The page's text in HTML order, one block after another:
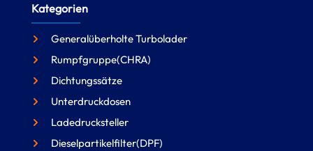
Kategorien
Generalüberholte Turbolader
Rumpfgruppe(CHRA)
Dichtungssätze
Unterdruckdosen
Ladedrucksteller
Dieselpartikelfilter(DPF)